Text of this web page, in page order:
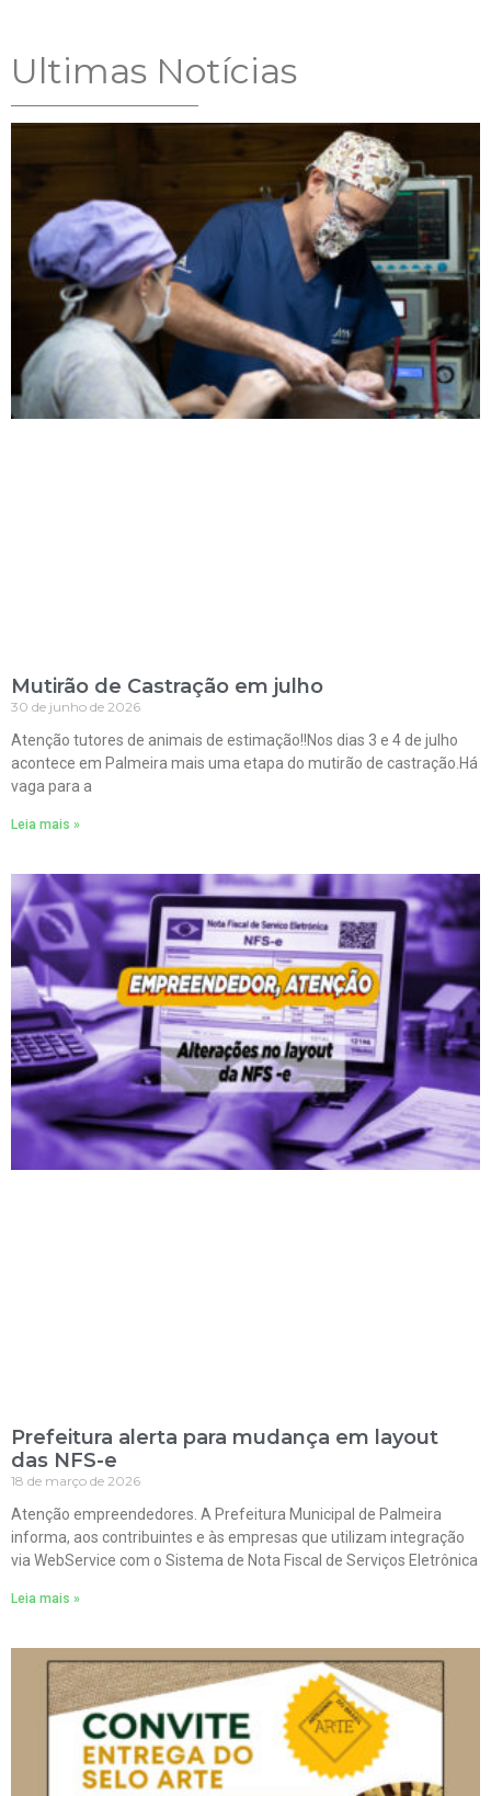
Ultimas Notícias
Mutirão de Castração em julho
30 de junho de 2026
Atenção tutores de animais de estimação!!Nos dias 3 e 4 de julho
acontece em Palmeira mais uma etapa do mutirão de castração.Há
vaga para a
Leia mais »
Prefeitura alerta para mudança em layout
das NFS-e
18 de março de 2026
Atenção empreendedores. A Prefeitura Municipal de Palmeira
informa, aos contribuintes e às empresas que utilizam integração
via WebService com o Sistema de Nota Fiscal de Serviços Eletrônica
Leia mais »